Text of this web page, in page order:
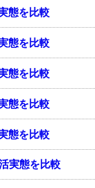
態を比較
態を比較
態を比較
態を比較
態を比較
実態を比較